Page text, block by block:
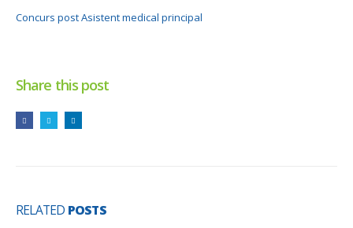
Concurs post Asistent medical principal
Share this post
RELATED POSTS